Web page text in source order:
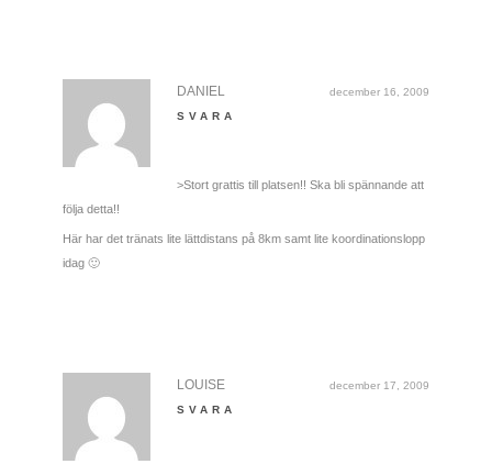
december 16, 2009
DANIEL
SVARA
>Stort grattis till platsen!! Ska bli spännande att
följa detta!!
Här har det tränats lite lättdistans på 8km samt lite koordinationslopp
idag 🙂
december 17, 2009
LOUISE
SVARA